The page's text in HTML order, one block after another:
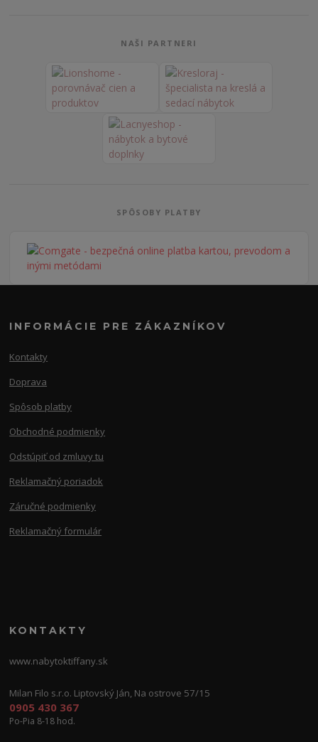
NAŠI PARTNERI
SPÔSOBY PLATBY
INFORMÁCIE PRE ZÁKAZNÍKOV
Kontakty
Doprava
Spôsob platby
Obchodné podmienky
Odstúpiť od zmluvy tu
Reklamačný poriadok
Záručné podmienky
Reklamačný formulár
KONTAKTY
www.nabytoktiffany.sk
Milan Filo s.r.o. Liptovský Ján, Na ostrove 57/15
0905 430 367
Po-Pia 8-18 hod.